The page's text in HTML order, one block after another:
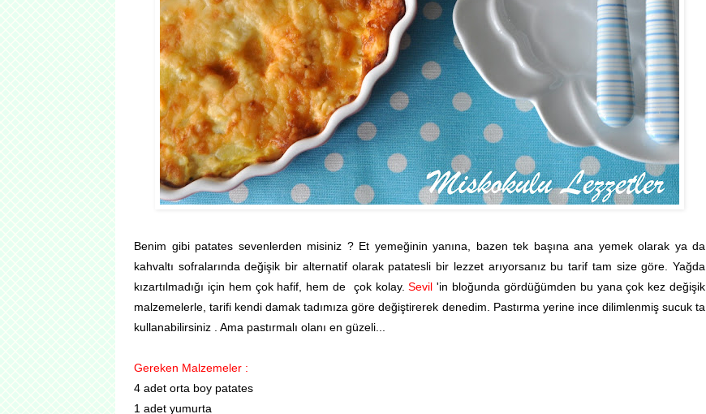
Benim gibi patates sevenlerden misiniz ? Et yemeğinin yanına, bazen tek başına ana yemek olarak ya da
kahvaltı sofralarında değişik bir alternatif olarak patatesli bir lezzet arıyorsanız bu tarif tam size göre. Yağda
kızartılmadığı için hem çok hafif, hem de çok kolay.Sevil 'in bloğunda gördüğümden bu yana çok kez değişik
malzemelerle, tarifi kendi damak tadımıza göre değiştirerek denedim. Pastırma yerine ince dilimlenmiş sucuk ta
kullanabilirsiniz . Ama pastırmalı olanı en güzeli...
Gereken Malzemeler :
4 adet orta boy patates
1 adet yumurta